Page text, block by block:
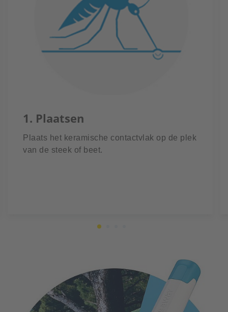
1. Plaatsen
Plaats het keramische contactvlak op de plek
van de steek of beet.